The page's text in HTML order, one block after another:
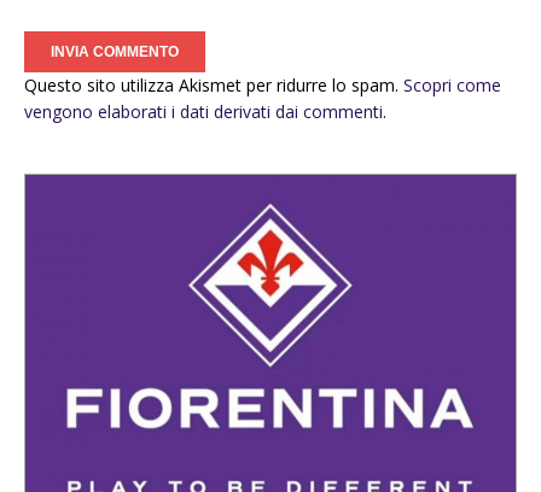
Questo sito utilizza Akismet per ridurre lo spam. Scopri come
vengono elaborati i dati derivati dai commenti.